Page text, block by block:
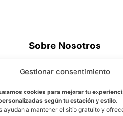
Gestionar consentimiento
usamos cookies para mejorar tu
según tu estación y estilo.
ayudan a mantener el sitio gratuito y
Sobre Nosotros
una experiencia personalizada